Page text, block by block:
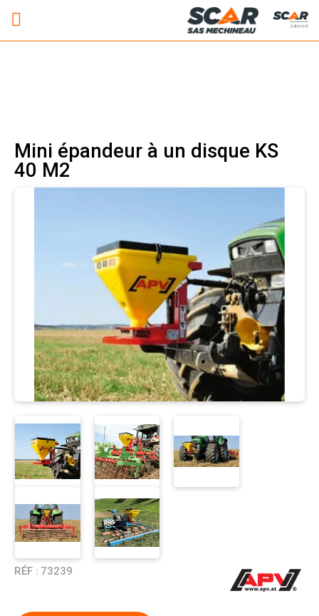
Adhérent
Mini épandeur à un disque KS
40 M2
RÉF : 73239